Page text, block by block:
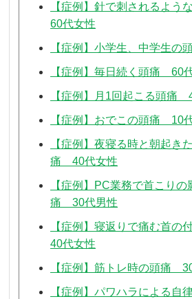
【症例】針で刺されるよう
60代女性
【症例】小学生、中学生
【症例】毎日続く頭痛 60
【症例】月1回起こる頭痛
【症例】おでこの頭痛 10
【症例】夜寝る時と朝起き
痛 40代女性
【症例】PC業務で首こり
痛 30代男性
【症例】寝返りで痛む首の
40代女性
【症例】筋トレ時の頭痛
【症例】パワハラによる自